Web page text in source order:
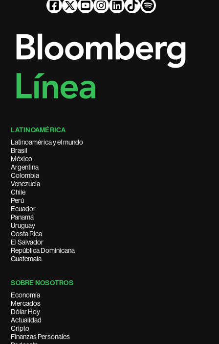
LATINOAMÉRICA
Latinoamérica y el mundo
Brasil
México
Argentina
Colombia
Venezuela
Chile
Perú
Ecuador
Panamá
Uruguay
Costa Rica
El Salvador
República Dominicana
Guatemala
SOBRE NOSOTROS
Economía
Mercados
Dólar Hoy
Actualidad
Cripto
Finanzas Personales